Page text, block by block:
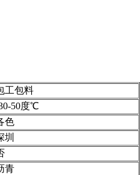
工包料
50度℃
色
圳
青